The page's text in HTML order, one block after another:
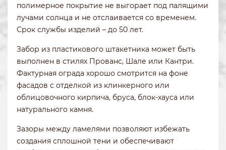
полимерное покрытие не выгорает под палящими
лучами солнца и не отслаивается со временем.
Срок службы изделий – до 50 лет.
Забор из пластикового штакетника может быть
выполнен в стилях Прованс, Шале или Кантри.
Фактурная ограда хорошо смотрится на фоне
фасадов с отделкой из клинкерного или
облицовочного кирпича, бруса, блок-хауса или
натурального камня.
Зазоры между ламелями позволяют избежать
создания сплошной тени и обеспечивают